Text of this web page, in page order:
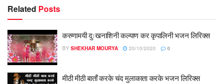
Related Posts
करुणामयी दुःखनाशिनी कल्याण कर कृपालिनी भजन लिरिक्स
BY SHEKHAR MOURYA 20/10/2020 0
​मीठी मीठी बाताँ करके चंद मुलाकाता करके भजन लिरिक्स